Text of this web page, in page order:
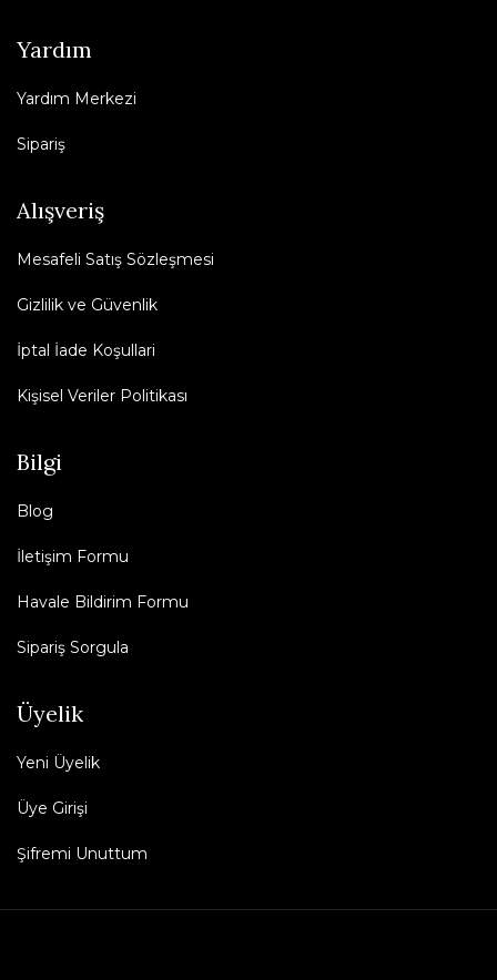
Yardım
Yardım Merkezi
Sipariş
Alışveriş
Mesafeli Satış Sözleşmesi
Gizlilik ve Güvenlik
İptal İade Koşullari
Kişisel Veriler Politikası
Bilgi
Blog
İletişim Formu
Havale Bildirim Formu
Sipariş Sorgula
Üyelik
Yeni Üyelik
Üye Girişi
Şifremi Unuttum